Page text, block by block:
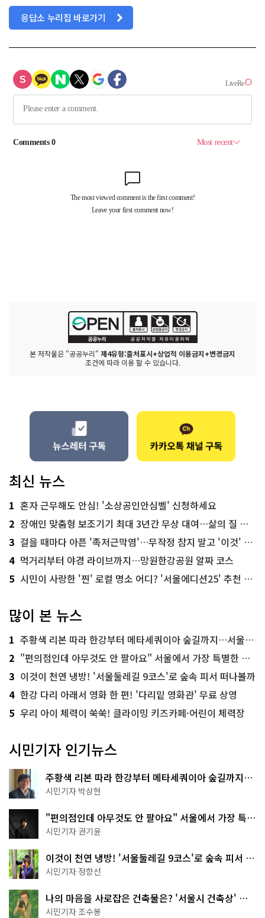
응답소 누리집 바로가기
본 저작물은 "공공누리" 제4유형:출처표시+상업적 이용금지+변경금지
조건에 따라 이용 할 수 있습니다.
최신 뉴스
1 혼자 근무해도 안심! '소상공인안심벨' 신청하세요
2 장애인 맞춤형 보조기기 최대 3년간 무상 대여…삶의 질 높인다
3 걸을 때마다 아픈 '족저근막염'…무작정 참지 말고 '이것' 해보세요!
4 먹거리부터 야경 라이브까지…망원한강공원 알짜 코스
5 시민이 사랑한 '찐' 로컬 명소 어디? '서울에디션25' 추천 코스
많이 본 뉴스
1 주황색 리본 따라 한강부터 메타세쿼이아 숲길까지…서울둘레길 15코스
2 "편의점인데 아무것도 안 팔아요" 서울에서 가장 특별한 편의점의 정체
3 이것이 천연 냉방! '서울둘레길 9코스'로 숲속 피서 떠나볼까
4 한강 다리 아래서 영화 한 편! '다리밑 영화관' 무료 상영
5 우리 아이 체력이 쑥쑥! 클라이밍 키즈카페·어린이 체력장
시민기자 인기뉴스
주황색 리본 따라 한강부터 메타세쿼이아 숲길까지…
서울둘레길 15코스
시민기자 박상현
"편의점인데 아무것도 안 팔아요" 서울에서 가장 특별
한 편의점의 정체
시민기자 권기윤
이것이 천연 냉방! '서울둘레길 9코스'로 숲속 피서 떠
나볼까
시민기자 정향선
나의 마음을 사로잡은 건축물은? '서울시 건축상' 수
상작 공개!
시민기자 조수봉